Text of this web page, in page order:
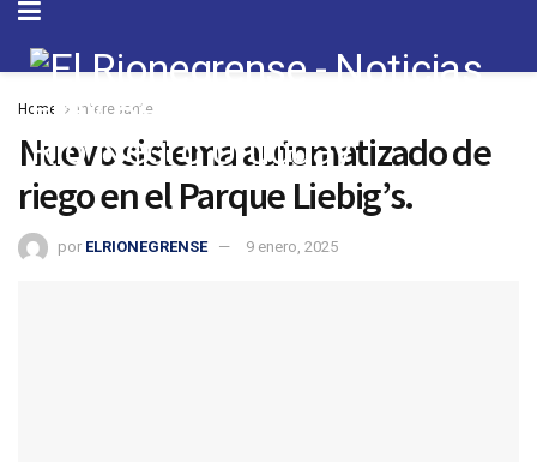
Home Interesante
Nuevo sistema automatizado de
riego en el Parque Liebig’s.
por ELRIONEGRENSE 9 enero, 2025